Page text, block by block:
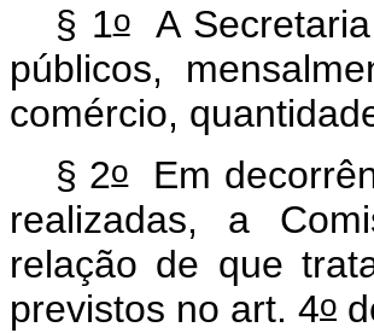
§ 1oA Secretaria
públicos,
comércio,
§ 2oEm
realizadas, a
relação de que
previstos no art. 4o